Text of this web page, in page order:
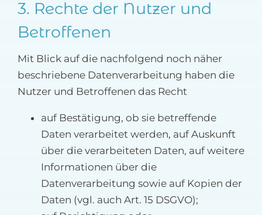
3. Rechte der Nutzer und
Betroffenen
Mit Blick auf die nachfolgend noch näher
beschriebene Datenverarbeitung haben die
Nutzer und Betroffenen das Recht
auf Bestätigung, ob sie betreffende
Daten verarbeitet werden, auf Auskunft
über die verarbeiteten Daten, auf weitere
Informationen über die
Datenverarbeitung sowie auf Kopien der
Daten (vgl. auch Art. 15 DSGVO);